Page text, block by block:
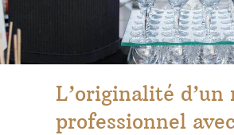
L’originalité d’un
professionnel avec